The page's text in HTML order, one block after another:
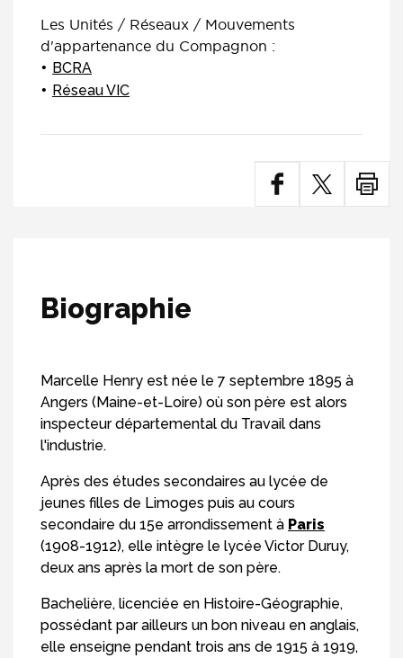
Les Unités / Réseaux / Mouvements
d'appartenance du Compagnon :
BCRA
Réseau VIC
Biographie
Marcelle Henry est née le 7 septembre 1895 à
Angers (Maine-et-Loire) où son père est alors
inspecteur départemental du Travail dans
l'industrie.
Après des études secondaires au lycée de
jeunes filles de Limoges puis au cours
secondaire du 15e arrondissement à Paris
(1908-1912), elle intègre le lycée Victor Duruy,
deux ans après la mort de son père.
Bachelière, licenciée en Histoire-Géographie,
possédant par ailleurs un bon niveau en anglais,
elle enseigne pendant trois ans de 1915 à 1919,